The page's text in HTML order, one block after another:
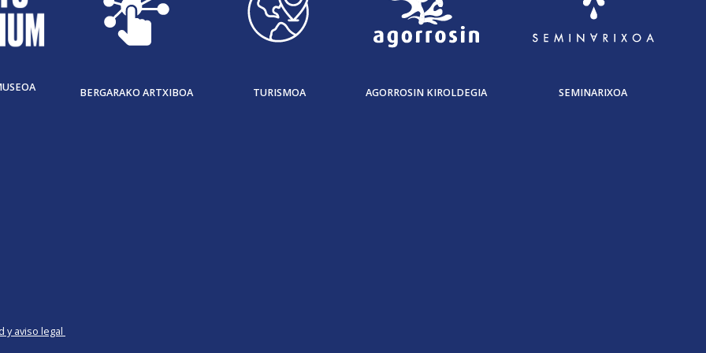
BERGARAKO ARTXIBOA TURISMOA AGORROSIN KIROLDEGIA SEMINARIXOA
y aviso legal